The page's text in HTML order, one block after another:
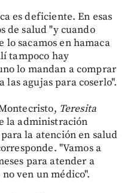
es deficiente. En esas
de salud "y cuando
lo sacamos en hamaca
tampoco hay
lo mandan a comprar
las agujas para coserlo".
Teresita
la administración
la atención en salud
"Vamos a
para atender a
ven un médico".